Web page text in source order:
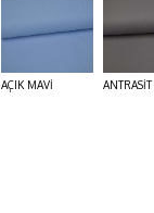
AÇIK MAVİ ANTRASİT